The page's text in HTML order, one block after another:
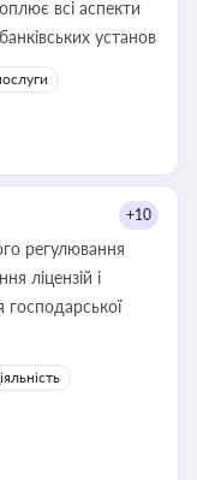
всі аспекти
установ
+10
регулювання
ліцензій і